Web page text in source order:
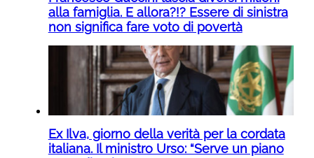
alla famiglia. E allora?!? Essere di sinistra
non significa fare voto di povertà
Ex Ilva, giorno della verità per la cordata
italiana. Il ministro Urso: “Serve un piano